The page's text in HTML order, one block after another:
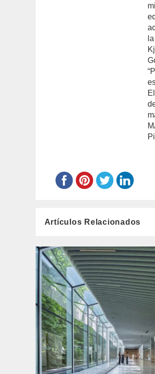
Artículos Relacionados